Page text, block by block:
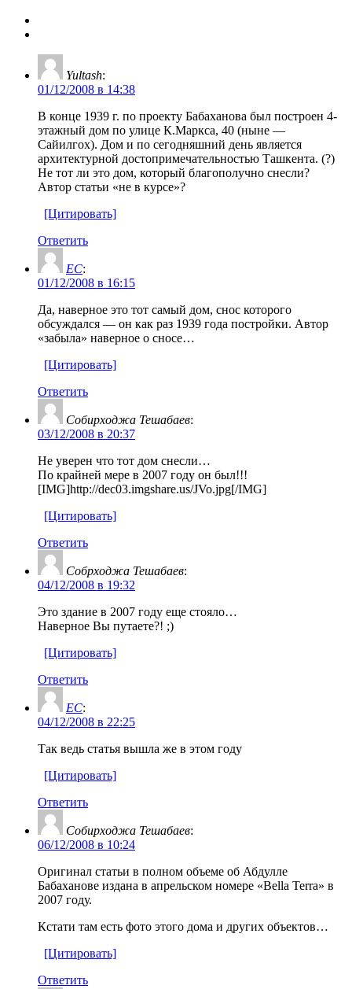
Yultash:
01/12/2008 в 14:38
В конце 1939 г. по проекту Бабаханова был построен 4-
этажный дом по улице К.Маркса, 40 (ныне —
Сайилгох). Дом и по сегодняшний день является
архитектурной достопримечательностью Ташкента. (?)
Не тот ли это дом, который благополучно снесли?
Автор статьи «не в курсе»?
[Цитировать]
Ответить
EC:
01/12/2008 в 16:15
Да, наверное это тот самый дом, снос которого
обсуждался — он как раз 1939 года постройки. Автор
«забыла» наверное о сносе…
[Цитировать]
Ответить
Собирходжа Тешабаев:
03/12/2008 в 20:37
Не уверен что тот дом снесли…
По крайней мере в 2007 году он был!!!
[IMG]http://dec03.imgshare.us/JVo.jpg[/IMG]
[Цитировать]
Ответить
Собрходжа Тешабаев:
04/12/2008 в 19:32
Это здание в 2007 году еще стояло…
Наверное Вы путаете?! ;)
[Цитировать]
Ответить
EC:
04/12/2008 в 22:25
Так ведь статья вышла же в этом году
[Цитировать]
Ответить
Собирходжа Тешабаев:
06/12/2008 в 10:24
Оригинал статьи в полном объеме об Абдулле
Бабаханове издана в апрельском номере «Bella Terra» в
2007 году.
Кстати там есть фото этого дома и других объектов…
[Цитировать]
Ответить